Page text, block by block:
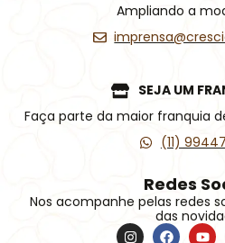
Ampliando a
SEJA UM
Faça parte da maior franquia
(11)
Redes
Nos acompanhe pelas redes
das
I F Y